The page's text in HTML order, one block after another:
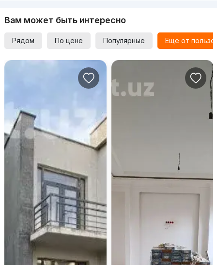
Вам может быть интересно
Рядом По цене Популярные Еще от